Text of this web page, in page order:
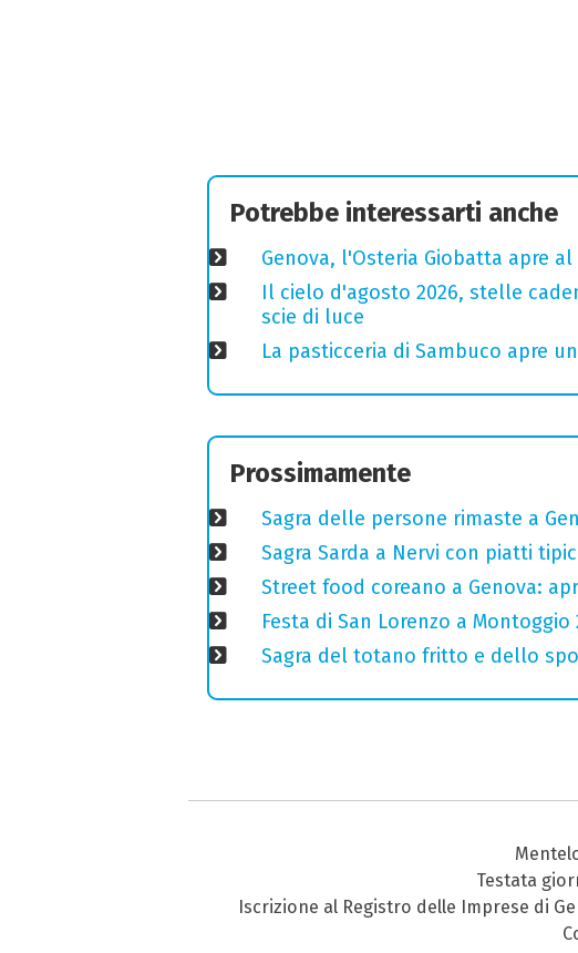
Potrebbe interessarti anche
Genova, l'Osteria Giobatta apre
Il cielo d'agosto 2026, stelle
scie di luce
La pasticceria di Sambuco apre
Prossimamente
Sagra delle persone rimaste a
Sagra Sarda a Nervi con piatti
Street food coreano a Genova:
Festa di San Lorenzo a
Sagra del totano fritto e dello
Testata
Iscrizione al Registro delle Imprese di